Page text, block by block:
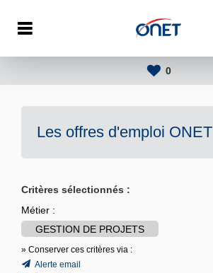
0
Les offres d'emploi ONET
Critères sélectionnés :
Métier :
GESTION DE PROJETS
» Conserver ces critères via :
Alerte email